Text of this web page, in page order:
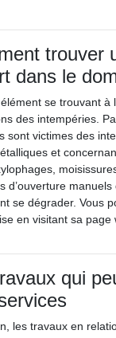
trouver
dans le
se trouvant à
des intempéries.
sont victimes des
et
d’ouverture
se dégrader. Vous
en visitant sa page
qui
les travaux en